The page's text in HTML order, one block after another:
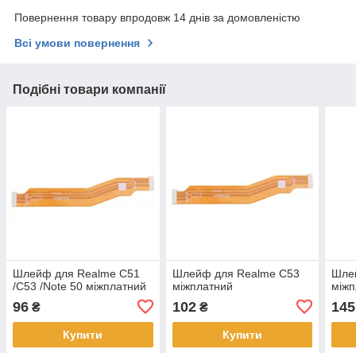
Повернення товару впродовж 14 днів за домовленістю
Всі умови повернення
Подібні товари компанії
Шлейф для Realme C51
/C53 /Note 50 міжплатний
96 ₴
Купити
Шлейф для Realme C53
міжплатний
102₴
Купити
145